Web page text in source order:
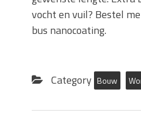
vocht en vuil? Bestel
bus nanocoating.
Category Bouw